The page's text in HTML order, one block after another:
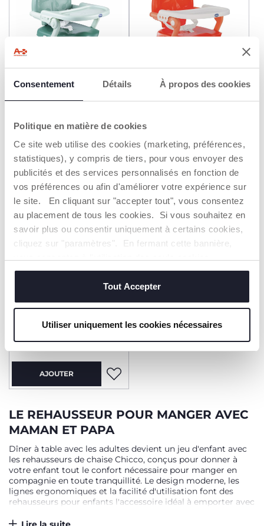
Consentement Détails À propos des cookies
Politique en matière de cookies
Ce site web utilise des cookies (marketing, préférences,
statistiques), y compris de tiers, pour vous envoyer des
publicités et des services personnalisés en fonction de
vos préférences ou afin d'améliorer votre expérience sur
le site. En cliquant sur "accepter tout", vous consentez
au placement de tous les cookies. Si vous souhaitez en
savoir plus ou consentir uniquement à certains cookies,
cliquez sur "paramètres". En fermant cette bannière,
techniques, qui sont essentiels au service demandé.
Tout Accepter
Utiliser uniquement les cookies nécessaires
+ COULEURS
49,99 €
AJOUTER
+ COULEURS
49,99 €
AJOUTER
2=3
+ COULEURS
Rehausseur Pocket Snack
49,99 €
AJOUTER
LE REHAUSSEUR POUR MANGER AVEC
MAMAN ET PAPA
Dîner à table avec les adultes devient un jeu d'enfant avec
les rehausseurs de chaise Chicco, conçus pour donner à
votre enfant tout le confort nécessaire pour manger en
compagnie en toute tranquillité. Le design moderne, les
lignes ergonomiques et la facilité d'utilisation font des
rehausseurs pour enfants l'accessoire idéal à emporter avec
en différents modèles et couleurs, pour répondre à tous les